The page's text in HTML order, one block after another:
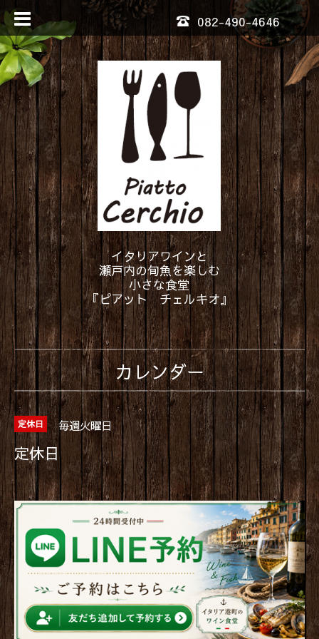
082-490-4646
イタリアワインと
瀬戸内の旬魚を楽しむ
小さな食堂
『ピアット チェルキオ』
カレンダー
定休日 毎週火曜日
定休日